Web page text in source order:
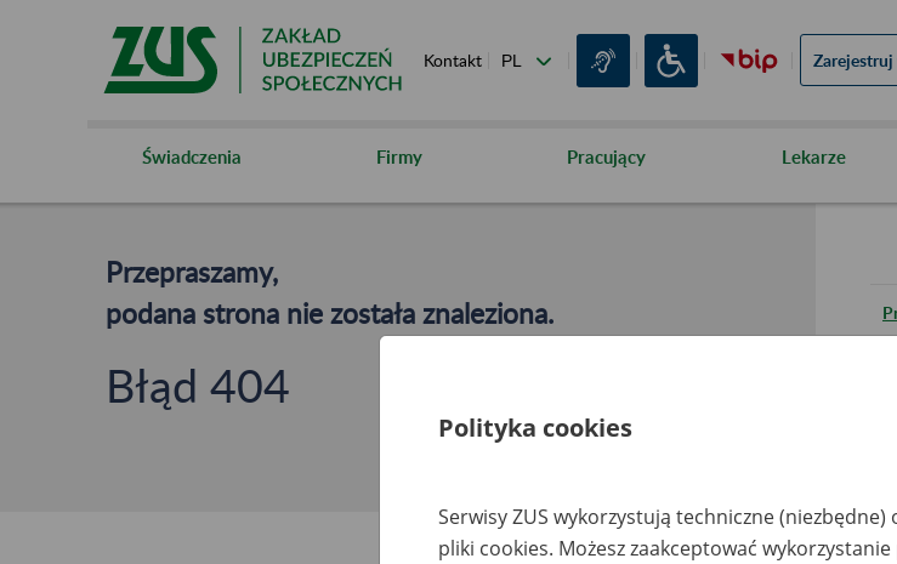
Kontakt Zarejestruj
Świadczenia Firmy Pracujący Lekarze
Przepraszamy,
podana strona nie została znaleziona.
Błąd 404
Polityka cookies
Serwisy ZUS wykorzystują techniczne
pliki cookies. Możesz zaakceptować